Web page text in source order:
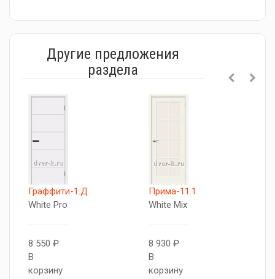
Другие предложения
раздела
Граффити-1.Д
White Pro
8 550 ₽
В
корзину
Прима-11.1
White Mix
8 930 ₽
В
корзину